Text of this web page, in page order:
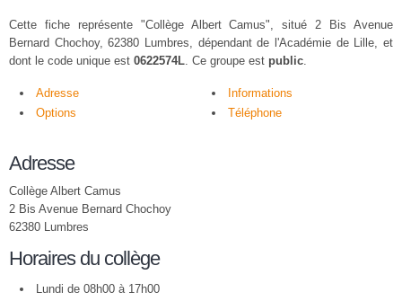
Cette fiche représente "Collège Albert Camus", situé 2 Bis Avenue
Bernard Chochoy, 62380 Lumbres, dépendant de l'Académie de Lille, et
dont le code unique est 0622574L. Ce groupe est public.
Adresse
Informations
Options
Téléphone
Adresse
Collège Albert Camus
2 Bis Avenue Bernard Chochoy
62380 Lumbres
Horaires du collège
Lundi de 08h00 à 17h00